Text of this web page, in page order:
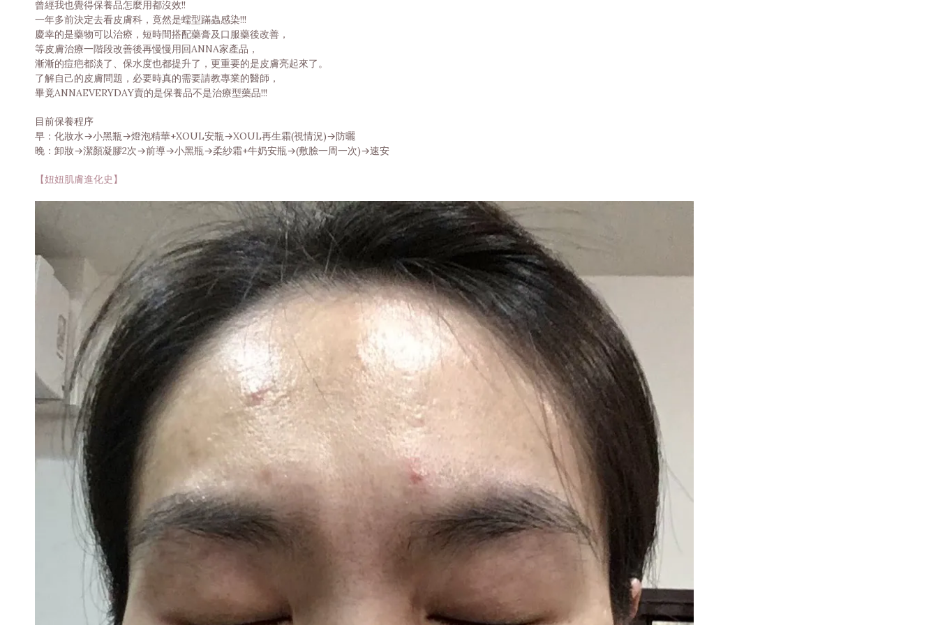
曾經我也覺得保養品怎麼用都沒效!!
一年多前決定去看皮膚科，竟然是蠕型蹣蟲感染!!!
慶幸的是藥物可以治療，短時間搭配藥膏及口服藥後改善，
等皮膚治療一階段改善後再慢慢用回ANNA家產品，
漸漸的痘疤都淡了、保水度也都提升了，更重要的是皮膚亮起來了。
了解自己的皮膚問題，必要時真的需要請教專業的醫師，
畢竟ANNAEVERYDAY賣的是保養品不是治療型藥品!!!
目前保養程序
早：化妝水→小黑瓶→燈泡精華+XOUL安瓶→XOUL再生霜(視情況)→防曬
晚：卸妝→潔顏凝膠2次→前導→小黑瓶→柔紗霜+牛奶安瓶→(敷臉一周一次)→速安
【妞妞肌膚進化史】